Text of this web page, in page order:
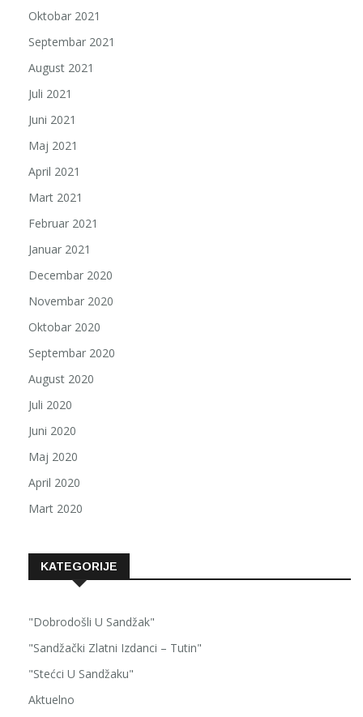
Oktobar 2021
Septembar 2021
August 2021
Juli 2021
Juni 2021
Maj 2021
April 2021
Mart 2021
Februar 2021
Januar 2021
Decembar 2020
Novembar 2020
Oktobar 2020
Septembar 2020
August 2020
Juli 2020
Juni 2020
Maj 2020
April 2020
Mart 2020
KATEGORIJE
"Dobrodošli U Sandžak"
"Sandžački Zlatni Izdanci – Tutin"
"Stećci U Sandžaku"
Aktuelno